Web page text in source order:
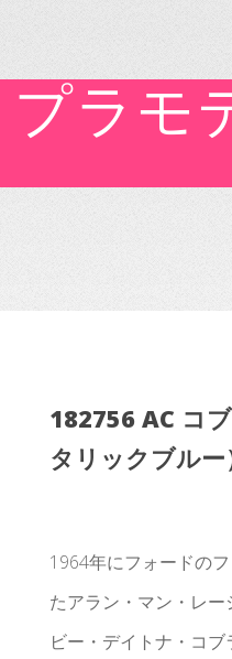
ラモ
182756 AC コ
タリックブルー
1964年にフォードの
たアラン・マン・レ
ビー・デイトナ・コ